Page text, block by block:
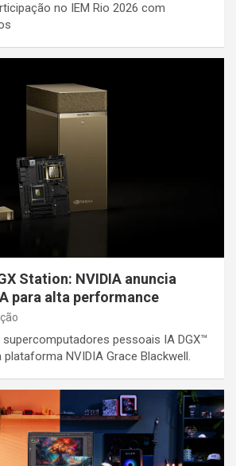
no IEM Rio 2026 com
Station: NVIDIA anuncia
para alta performance
pessoais IA DGX™
NVIDIA Grace Blackwell.